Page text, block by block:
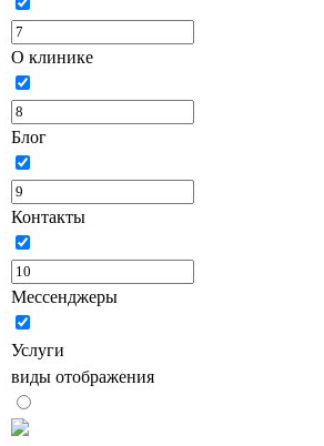
О клинике
Блог
Контакты
Мессенджеры
Услуги
виды отображения